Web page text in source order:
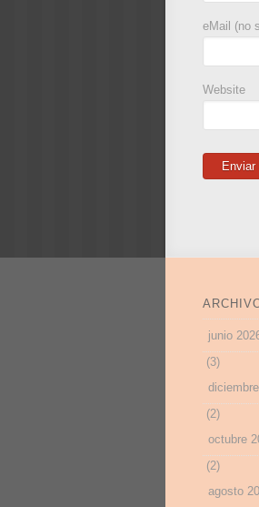
eMail (no
Website
junio
(3)
(2)
octubre
(2)
agosto